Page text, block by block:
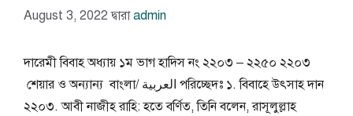
August 3, 2022 দ্বারাadmin
দারেমী বিবাহ অধ্যায় ১ম ভাগ হাদিস নং ২২০৩ – ২২৫০ ২২০৩
শেয়ার ও অন্যান্য বাংলা/ العربية পরিচ্ছেদঃ ১. বিবাহে উৎসাহ দান
২২০৩. আবী নাজীহ রাহি: হতে বর্ণিত, তিনি বলেন, রাসূলুল্লাহ